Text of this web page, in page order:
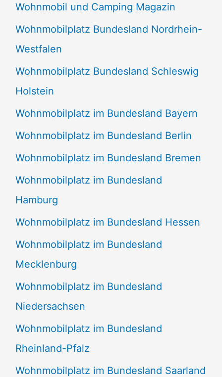
Wohnmobil und Camping Magazin
Wohnmobilplatz Bundesland Nordrhein-
Westfalen
Wohnmobilplatz Bundesland Schleswig
Holstein
Wohnmobilplatz im Bundesland Bayern
Wohnmobilplatz im Bundesland Berlin
Wohnmobilplatz im Bundesland Bremen
Wohnmobilplatz im Bundesland
Hamburg
Wohnmobilplatz im Bundesland Hessen
Wohnmobilplatz im Bundesland
Mecklenburg
Wohnmobilplatz im Bundesland
Niedersachsen
Wohnmobilplatz im Bundesland
Rheinland-Pfalz
Wohnmobilplatz im Bundesland Saarland